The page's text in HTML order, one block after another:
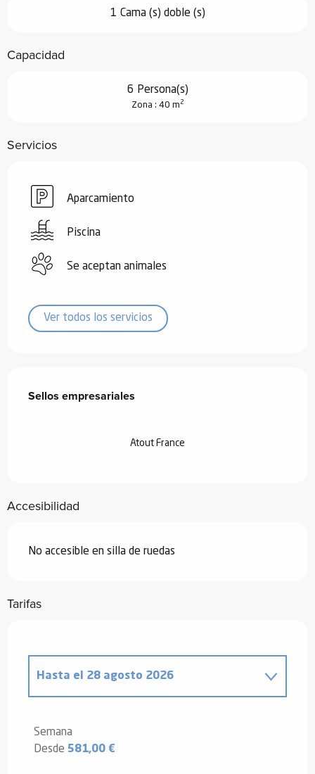
1 Cama (s) doble (s)
Capacidad
6 Persona(s)
Zona : 40 m 2
Servicios
Aparcamiento
Piscina
Se aceptan animales
Ver todos los servicios
Sellos empresariales
Sellos empresariales
Atout France
Accesibilidad
No accesible en silla de ruedas
Tarifas
Desde3 enero 2026
Hasta el 28 agosto 2026
Semana
Desde 581,00 €